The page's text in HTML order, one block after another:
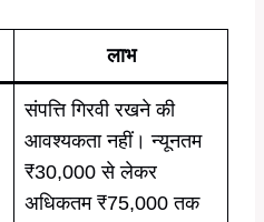
लाभ
संपत्ति गिरवी रखने की
आवश्यकता नहीं। न्यूनतम
₹30,000 से लेकर
अधिकतम ₹75,000 तक